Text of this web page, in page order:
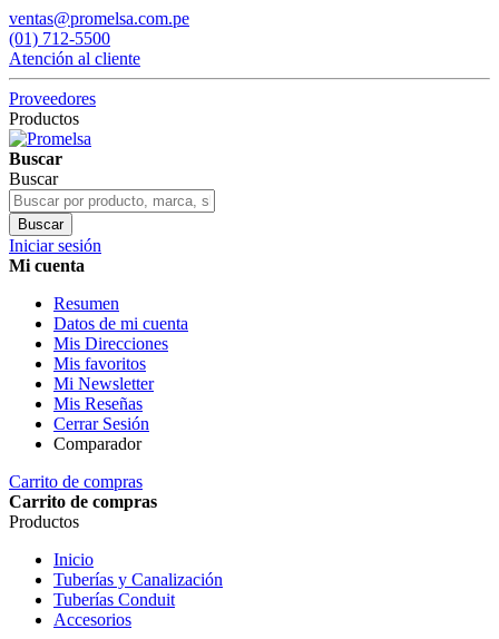
ventas@promelsa.com.pe
(01) 712-5500
Atención al cliente
Proveedores
Productos
Buscar
Buscar
Buscar
Iniciar sesión
Mi cuenta
Resumen
Datos de mi cuenta
Mis Direcciones
Mis favoritos
Mi Newsletter
Mis Reseñas
Cerrar Sesión
Comparador
Carrito de compras
Carrito de compras
Productos
Inicio
Tuberías y Canalización
Tuberías Conduit
Accesorios